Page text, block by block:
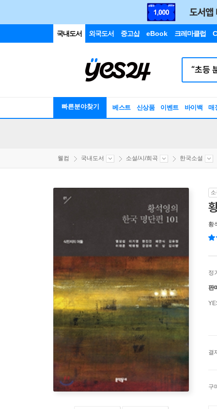
국내도서 외국도서 중고샵 eBook 크레마클럽
빠른분야찾기 베스트 신상품 이벤트 바이백 매
웰컴 국내도서 소설/시/희곡 한국소설
황
정
판
결
구